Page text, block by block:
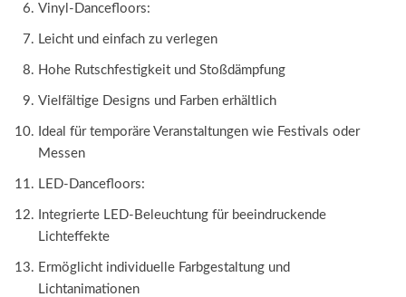
Vinyl-Dancefloors:
Leicht und einfach zu verlegen
Hohe Rutschfestigkeit und Stoßdämpfung
Vielfältige Designs und Farben erhältlich
Ideal für temporäre Veranstaltungen wie Festivals oder
Messen
LED-Dancefloors:
Integrierte LED-Beleuchtung für beeindruckende
Lichteffekte
Ermöglicht individuelle Farbgestaltung und
Lichtanimationen